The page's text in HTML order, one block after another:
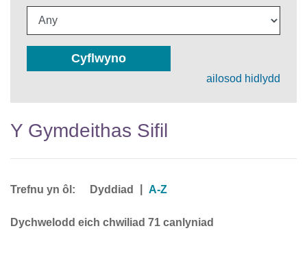
Cyflwyno
ailosod hidlydd
Y Gymdeithas Sifil
Trefnu yn ôl: Dyddiad A-Z
Dychwelodd eich chwiliad 71 canlyniad